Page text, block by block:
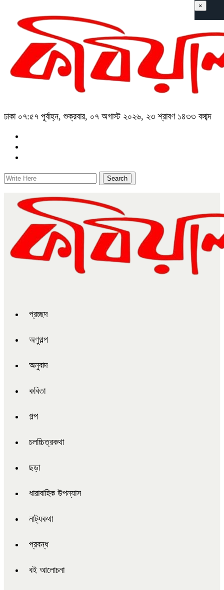
ঢাকা ০৭:৫৭ পূর্বাহ্ন, শুক্রবার, ০৭ অগাস্ট ২০২৬, ২৩ শ্রাবণ ১৪৩৩ বঙ্গাব্দ
প্রচ্ছদ
অণুগল্প
অনুবাদ
কবিতা
গল্প
চলচ্চিত্রকথা
ছড়া
ধারাবাহিক উপন্যাস
নাট্যকথা
প্রবন্ধ
বই আলোচনা
×